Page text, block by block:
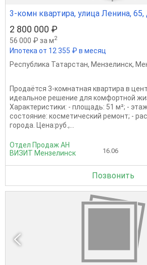
3-комн квартира, улица Ленина, 65,
2 800 000 ₽
56 000 ₽ за м2
Ипотека от 12 355 ₽ в месяц
Республика Татарстан, Мензелинск,
Продаётся 3‑комнатная квартира в
идеальное решение для комфортной
Характеристики: - площадь: 51 м²; -
состояние: косметический ремонт; -
города. Цена:руб.,...
Отдел Продаж АН
ВИЗИТ Мензелинск
16.06
Позвонить